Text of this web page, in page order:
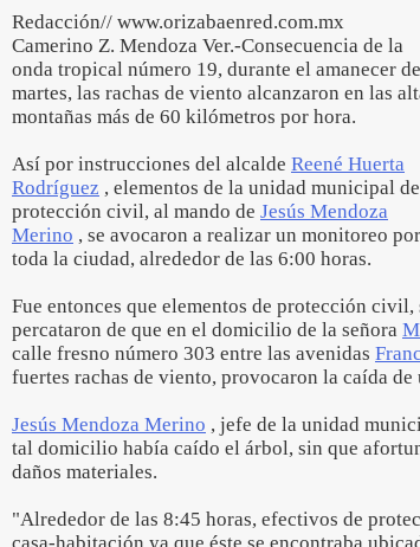
Redacción// www.orizabaenred.com.mx
Camerino Z. Mendoza Ver.-Consecuencia de la
onda tropical número 19, durante el amanecer
martes, las rachas de viento alcanzaron en las
montañas más de 60 kilómetros por hora.
Así por instrucciones del alcalde Reené Huerta
Rodríguez , elementos de la unidad municipal de
protección civil, al mando de Jesús Mendoza
Merino , se avocaron a realizar un monitoreo por
toda la ciudad, alrededor de las 6:00 horas.
Fue entonces que elementos de protección civil,
percataron de que en el domicilio de la señora
calle fresno número 303 entre las avenidas
fuertes rachas de viento, provocaron la caída de
Jesús Mendoza Merino , jefe de la unidad
tal domicilio había caído el árbol, sin que
daños materiales.
"Alrededor de las 8:45 horas, efectivos de